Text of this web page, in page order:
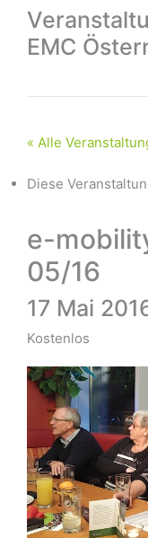
EMC
« Alle
Diese
e-
05/16
17 Mai
Kostenlos